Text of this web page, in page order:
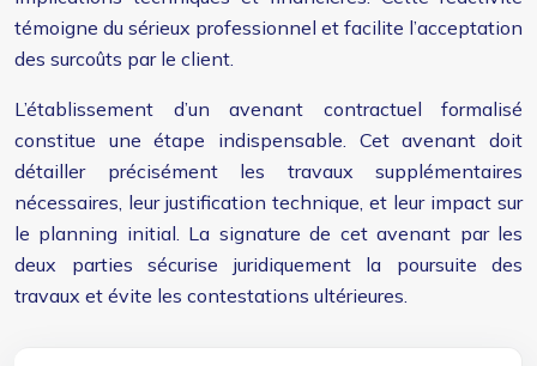
témoigne du sérieux professionnel et facilite l’acceptation
des surcoûts par le client.
L’établissement d’un avenant contractuel formalisé
constitue une étape indispensable. Cet avenant doit
détailler précisément les travaux supplémentaires
nécessaires, leur justification technique, et leur impact sur
le planning initial. La signature de cet avenant par les
deux parties sécurise juridiquement la poursuite des
travaux et évite les contestations ultérieures.